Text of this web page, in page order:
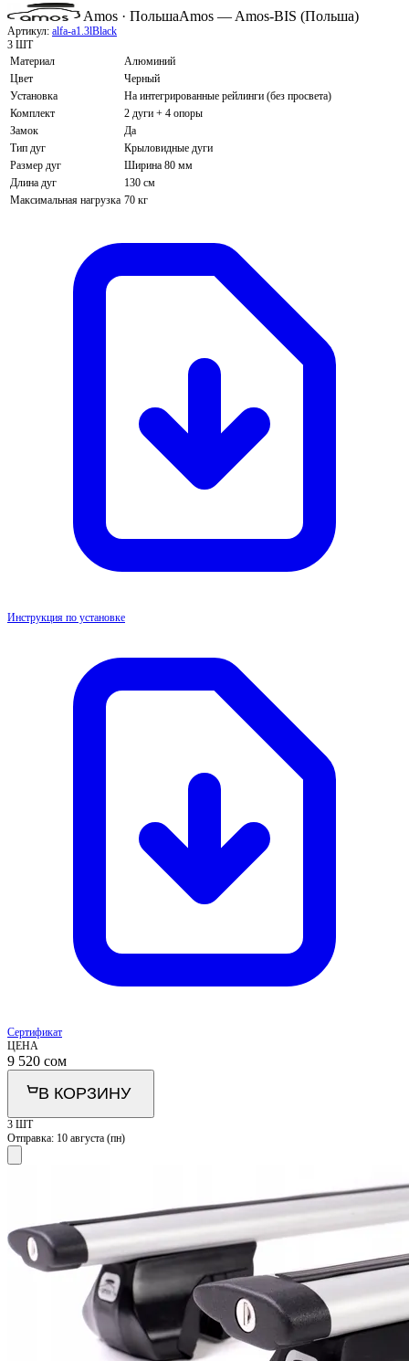
Amos · ПольшаAmos — Amos-BIS (Польша)
Артикул: alfa-a1.3lBlack
3 ШТ
Материал
Алюминий
Цвет
Черный
Установка
На интегрированные рейлинги (без просвета)
Комплект
2 дуги + 4 опоры
Замок
Да
Тип дуг
Крыловидные дуги
Размер дуг
Ширина 80 мм
Длина дуг
130 см
Максимальная нагрузка 70 кг
Инструкция по установке
Сертификат
ЦЕНА
9 520 сом
В КОРЗИНУ
3 ШТ
Отправка: 10 августа (пн)